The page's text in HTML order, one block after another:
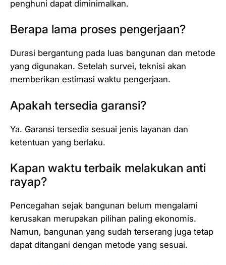
penghuni dapat diminimalkan.
Berapa lama proses pengerjaan?
Durasi bergantung pada luas bangunan dan metode
yang digunakan. Setelah survei, teknisi akan
memberikan estimasi waktu pengerjaan.
Apakah tersedia garansi?
Ya. Garansi tersedia sesuai jenis layanan dan
ketentuan yang berlaku.
Kapan waktu terbaik melakukan anti
rayap?
Pencegahan sejak bangunan belum mengalami
kerusakan merupakan pilihan paling ekonomis.
Namun, bangunan yang sudah terserang juga tetap
dapat ditangani dengan metode yang sesuai.